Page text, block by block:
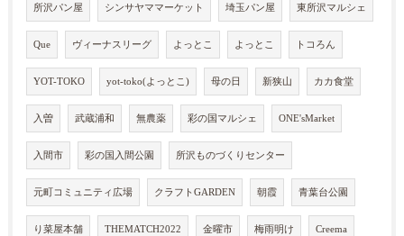
所沢パン屋 シンサヤママーケット 埼玉パン屋 東所沢マルシェ
Que ヴィーナスリーグ よっとこ よっとこ トコろん
YOT-TOKO yot-toko(よっとこ) 母の日 新狭山 カカ食堂
入曽 武蔵浦和 無農薬 彩の国マルシェ ONE'sMarket
入間市 彩の国入間公園 所沢ものづくりセンター
元町コミュニティ広場 クラフトGARDEN 朝霞 青葉台公園
り菜屋本舗 THEMATCH2022 金曜市 梅雨明け Creema